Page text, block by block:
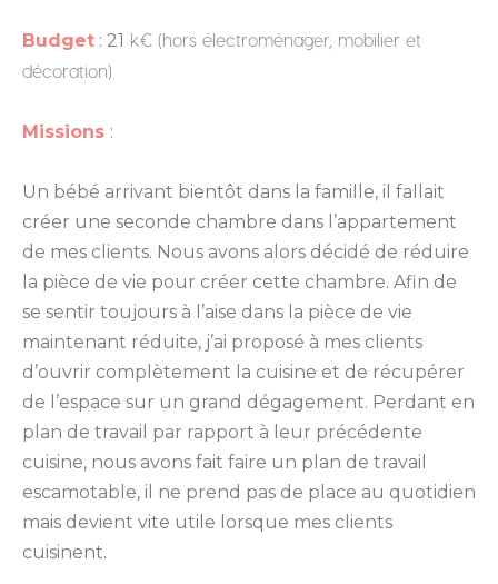
Budget : 21 k€ (hors électroménager, mobilier et
décoration)
Missions :
Un bébé arrivant bientôt dans la famille, il fallait
créer une seconde chambre dans l’appartement
de mes clients. Nous avons alors décidé de réduire
la pièce de vie pour créer cette chambre. Afin de
se sentir toujours à l’aise dans la pièce de vie
maintenant réduite, j’ai proposé à mes clients
d’ouvrir complètement la cuisine et de récupérer
de l’espace sur un grand dégagement. Perdant en
plan de travail par rapport à leur précédente
cuisine, nous avons fait faire un plan de travail
escamotable, il ne prend pas de place au quotidien
mais devient vite utile lorsque mes clients
cuisinent.